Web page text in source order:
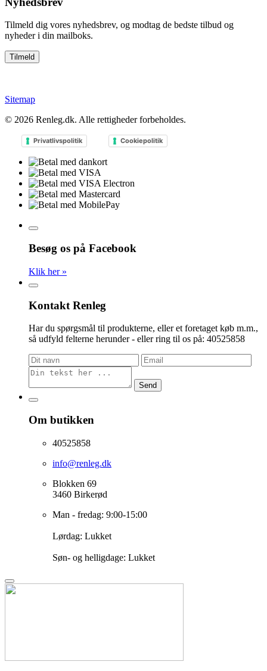
Tilmeld dig vores nyhedsbrev, og modtag de bedste tilbud og
nyheder i din mailboks.
Sitemap
© 2026 Renleg.dk. Alle rettigheder forbeholdes.
Privatlivspolitik Cookiepolitik
Besøg os på Facebook
Klik her »
Kontakt Renleg
Har du spørgsmål til produkterne, eller et foretaget køb m.m.,
så udfyld felterne herunder - eller ring til os på: 40525858
Send
Om butikken
40525858
info@renleg.dk
Blokken 69
3460 Birkerød
Man - fredag: 9:00-15:00
Lørdag: Lukket
Søn- og helligdage: Lukket